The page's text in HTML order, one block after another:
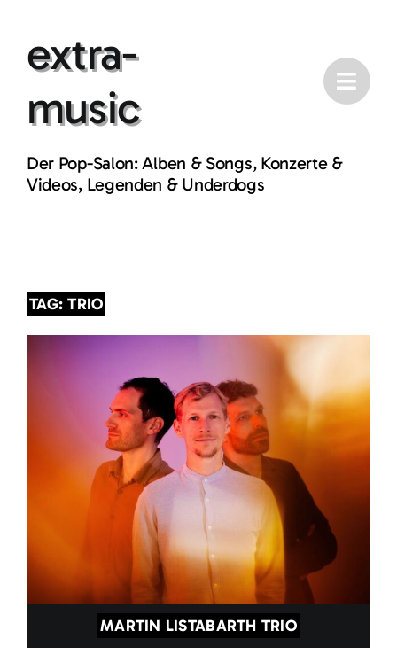
contentextra-
music
Der Pop-Salon: Alben & Songs, Konzerte &
Videos, Legenden & Underdogs
TAG: TRIO
MARTIN LISTABARTH TRIO